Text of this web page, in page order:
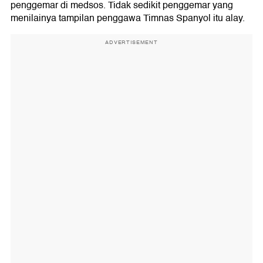
penggemar di medsos. Tidak sedikit penggemar yang
menilainya tampilan penggawa Timnas Spanyol itu alay.
ADVERTISEMENT